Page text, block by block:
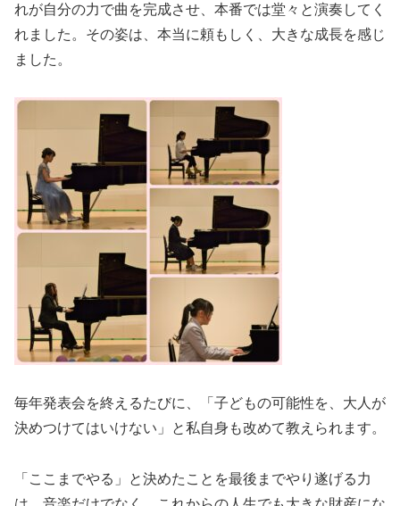
れが自分の力で曲を完成させ、本番では堂々と演奏してく
れました。その姿は、本当に頼もしく、大きな成長を感じ
ました。
毎年発表会を終えるたびに、「子どもの可能性を、大人が
決めつけてはいけない」と私自身も改めて教えられます。
「ここまでやる」と決めたことを最後までやり遂げる力